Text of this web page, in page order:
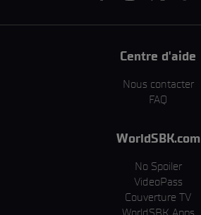
Centre d'aide
Nous contacter
FAQ
WorldSBK.com
No Spoiler
VideoPass
Couverture TV
WorldSBK Apps